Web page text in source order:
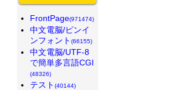
FrontPage(971474)
中文電脳/ピンイ
ンフォント (66155)
中文電脳/UTF-8
で簡単多言語CGI
(48326)
テスト (40144)